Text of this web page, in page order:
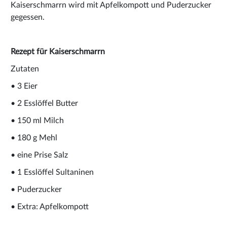
Kaiserschmarrn wird mit Apfelkompott und Puderzucker
gegessen.
Rezept für Kaiserschmarrn
Zutaten
• 3 Eier
• 2 Esslöffel Butter
• 150 ml Milch
• 180 g Mehl
• eine Prise Salz
• 1 Esslöffel Sultaninen
• Puderzucker
• Extra: Apfelkompott